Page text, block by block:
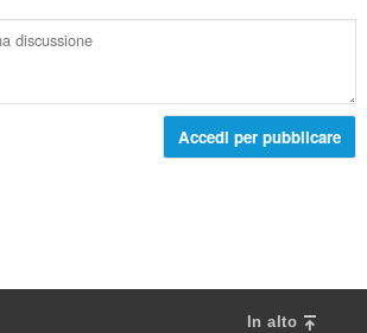
Accedi per pubblicare
In alto